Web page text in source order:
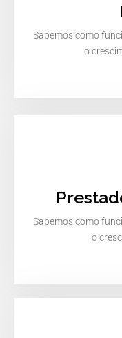
Sabemos como
o
Sabemos como
o